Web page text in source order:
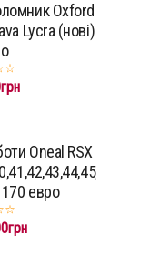
Oxford
Lycra (нові)
Oneal RSX
170 евро